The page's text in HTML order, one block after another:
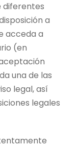
diferentes
a
acceda a
(en
una de las
legal, así
legales